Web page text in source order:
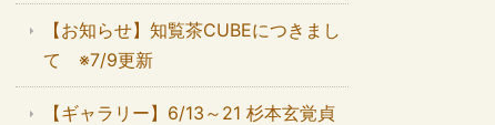
【お知らせ】知覧茶CUBEにつきまし
て ※7/9更新
【ギャラリー】6/13～21 杉本玄覚貞